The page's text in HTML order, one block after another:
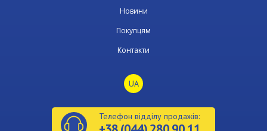
Новини
Покупцям
Контакти
UA
Телефон відділу продажів: